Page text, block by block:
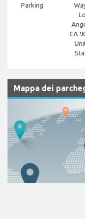
Parking
CA
Mappa dei